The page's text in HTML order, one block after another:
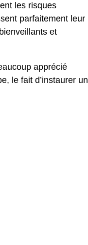
les risques
parfaitement leur
et
apprécié
le fait d’instaurer un